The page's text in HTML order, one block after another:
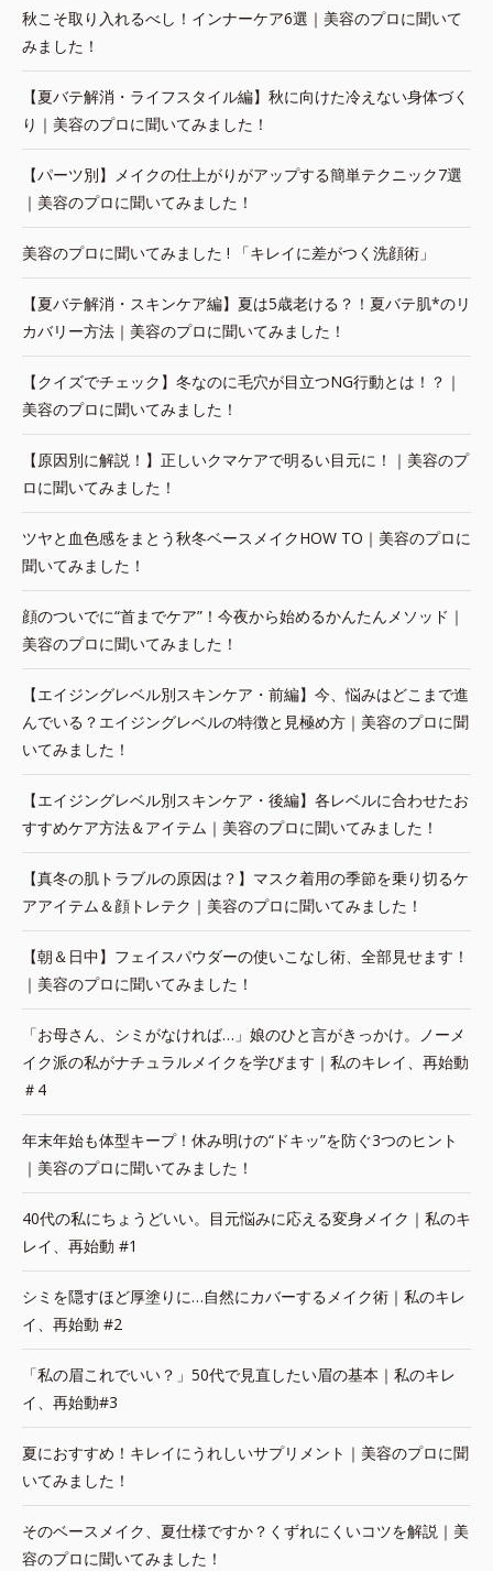
秋こそ取り入れるべし！インナーケア6選｜美容のプロに聞いて
みました！
【夏バテ解消・ライフスタイル編】秋に向けた冷えない身体づく
り｜美容のプロに聞いてみました！
【パーツ別】メイクの仕上がりがアップする簡単テクニック7選
｜美容のプロに聞いてみました！
美容のプロに聞いてみました ! 「キレイに差がつく洗顔術」
【夏バテ解消・スキンケア編】夏は5歳老ける？！夏バテ肌*のリ
カバリー方法｜美容のプロに聞いてみました！
【クイズでチェック】冬なのに毛穴が目立つNG行動とは！？｜
美容のプロに聞いてみました！
【原因別に解説！】正しいクマケアで明るい目元に！｜美容のプ
ロに聞いてみました！
ツヤと血色感をまとう秋冬ベースメイクHOW TO｜美容のプロに
聞いてみました！
顔のついでに“首までケア”！今夜から始めるかんたんメソッド｜
美容のプロに聞いてみました！
【エイジングレベル別スキンケア・前編】今、悩みはどこまで進
んでいる？エイジングレベルの特徴と見極め方｜美容のプロに聞
いてみました！
【エイジングレベル別スキンケア・後編】各レベルに合わせたお
すすめケア方法＆アイテム｜美容のプロに聞いてみました！
【真冬の肌トラブルの原因は？】マスク着用の季節を乗り切るケ
アアイテム＆顔トレテク｜美容のプロに聞いてみました！
【朝＆日中】フェイスパウダーの使いこなし術、全部見せます！
｜美容のプロに聞いてみました！
「お母さん、シミがなければ…」娘のひと言がきっかけ。ノーメ
イク派の私がナチュラルメイクを学びます｜私のキレイ、再始動
＃4
年末年始も体型キープ！休み明けの“ドキッ”を防ぐ3つのヒント
｜美容のプロに聞いてみました！
40代の私にちょうどいい。目元悩みに応える変身メイク｜私のキ
レイ、再始動 #1
シミを隠すほど厚塗りに…自然にカバーするメイク術｜私のキレ
イ、再始動 #2
「私の眉これでいい？」50代で見直したい眉の基本｜私のキレ
イ、再始動#3
夏におすすめ！キレイにうれしいサプリメント｜美容のプロに聞
いてみました！
そのベースメイク、夏仕様ですか？くずれにくいコツを解説｜美
容のプロに聞いてみました！